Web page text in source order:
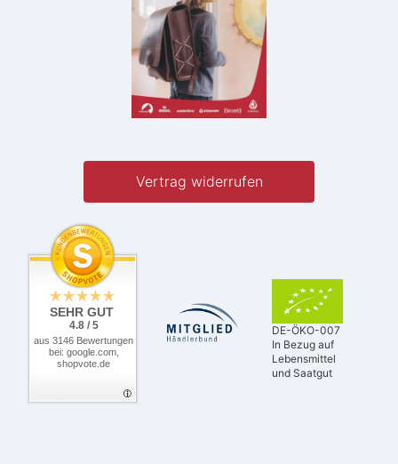
Vertrag widerrufen
SEHR GUT
4.8 / 5
aus 3146 Bewertungen
bei: google.com,
shopvote.de
DE-ÖKO-007
In Bezug auf
Lebensmittel
und Saatgut